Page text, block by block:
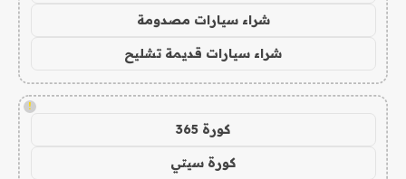
شراء سيارات مصدومة
شراء سيارات قديمة تشليح
!
كورة 365
كورة سيتي